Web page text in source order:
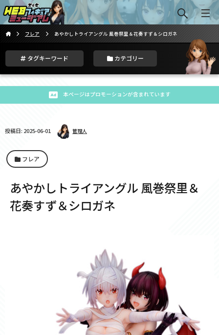
フレア あやかしトライアングル 風巻祭里＆花奏すず＆シロガネ
タグキーワード カテゴリー
本ページはプロモーションが含まれています
投稿日: 2025-06-01 管理人
フレア
あやかしトライアングル 風巻祭里＆
花奏すず＆シロガネ